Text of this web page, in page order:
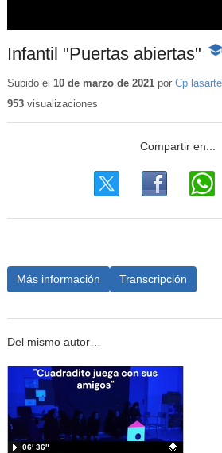
Infantil "Puertas abiertas"
-
Subido el 10 de marzo de 2021por Cp
953visualizaciones
Más información Transcripción
Del mismo autor…
06′ 36″